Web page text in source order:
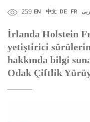
259 EN 中文 DE FR
İrlanda Holstein
yetiştirici
hakkında bilgi
Odak Çiftlik